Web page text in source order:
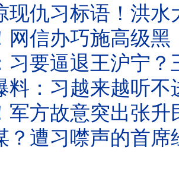
！洪水大火风灾，中国人遭遇权力傲慢！中南海只剩
级黑，透露他两个新绰号。中国网红被捕，只因有
沪宁？王副手突然被失踪！国安部副部长空降外
听不进任何声音。派毒贩跨境攻击媒体人，国台办认了！
出张升民，直接杠上蔡奇！广西当局偷偷泄洪，民
的首席经济学家突然离世！中共派毒贩到台